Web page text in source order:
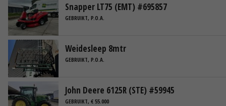
Snapper LT75 (EMT) #695857
GEBRUIKT, P.O.A.
Weidesleep 8mtr
GEBRUIKT, P.O.A.
John Deere 6125R (STE) #59945
GEBRUIKT, € 55.000